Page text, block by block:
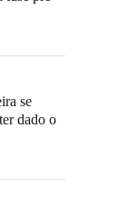
se
dado o